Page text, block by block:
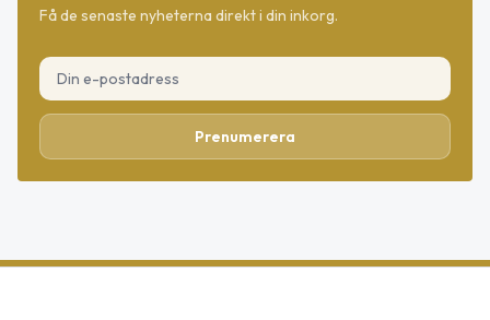
Få de senaste nyheterna direkt i din inkorg.
Prenumerera